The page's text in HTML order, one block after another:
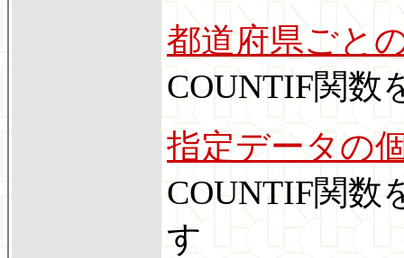
都道府県ごと
COUNTIF関数
指定データの
COUNTIF関数
す